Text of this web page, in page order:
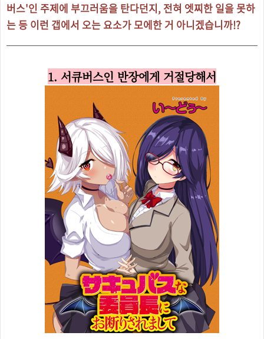
버스'인 주제에 부끄러움을 탄다던지, 전혀 엣찌한 일을 못하
는 등 이런 갭에서 오는 요소가 모에한 거 아니겠습니까!?
1. 서큐버스인 반장에게 거절당해서